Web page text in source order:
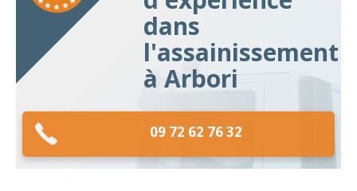
dans
l'assainissement
à Arbori
09 72 62 76 32